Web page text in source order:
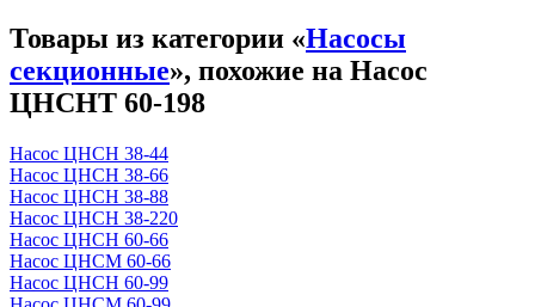
Товары из категории «Насосы
секционные», похожие на Насос
ЦНСНТ 60-198
Насос ЦНСН 38-44
Насос ЦНСН 38-66
Насос ЦНСН 38-88
Насос ЦНСН 38-220
Насос ЦНСН 60-66
Насос ЦНСМ 60-66
Насос ЦНСН 60-99